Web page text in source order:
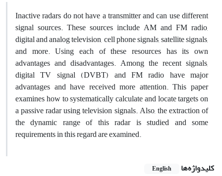
Inactive radars do not have a transmitter and can use different
signal sources. These sources include AM and FM radio,
digital and analog television, cell phone signals, satellite signals,
and more. Using each of these resources has its own
advantages and disadvantages. Among the recent signals,
digital TV signal (DVBT) and FM radio have major
advantages and have received more attention. This paper
examines how to systematically calculate and locate targets on
a passive radar using television signals. Also, the extraction of
the dynamic range of this radar is studied and some
requirements in this regard are examined.
کلیدواژه‌ها English